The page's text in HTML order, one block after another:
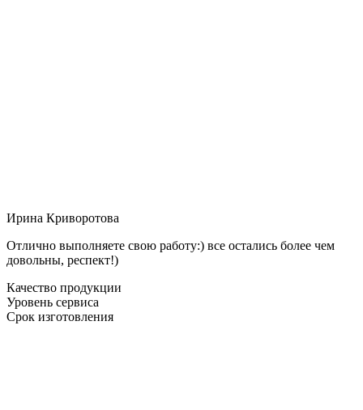
Ирина Криворотова
Отлично выполняете свою работу:) все остались более чем
довольны, респект!)
Качество продукции
Уровень сервиса
Срок изготовления